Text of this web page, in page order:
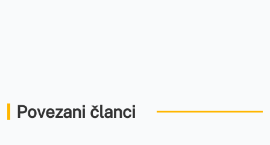
Povezani članci